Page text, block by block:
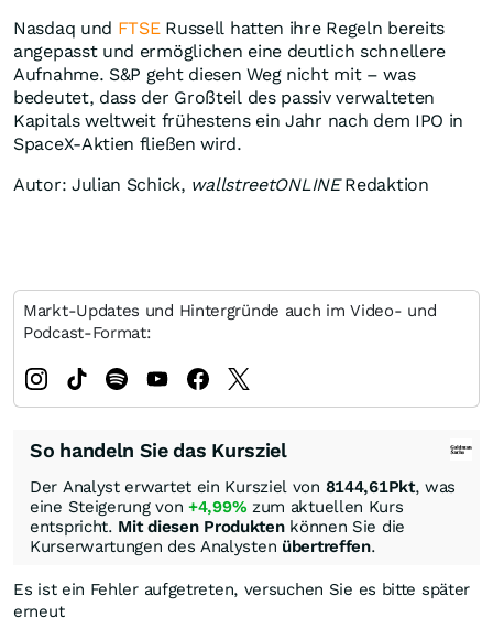
Nasdaq und FTSERussell hatten ihre Regeln bereits
angepasst und ermöglichen eine deutlich schnellere
Aufnahme. S&P geht diesen Weg nicht mit – was
bedeutet, dass der Großteil des passiv verwalteten
Kapitals weltweit frühestens ein Jahr nach dem IPO in
SpaceX-Aktien fließen wird.
Autor: Julian Schick, wallstreetONLINERedaktion
Markt-Updates und Hintergründe auch im Video- und
Podcast-Format:
So handeln Sie das Kursziel
Der Analyst erwartet ein Kursziel von 8144,61Pkt, was
eine Steigerung von +4,99% zum aktuellen Kurs
entspricht. Mit diesen Produktenkönnen Sie die
Kurserwartungen des Analysten übertreffen.
Es ist ein Fehler aufgetreten, versuchen Sie es bitte später
erneut